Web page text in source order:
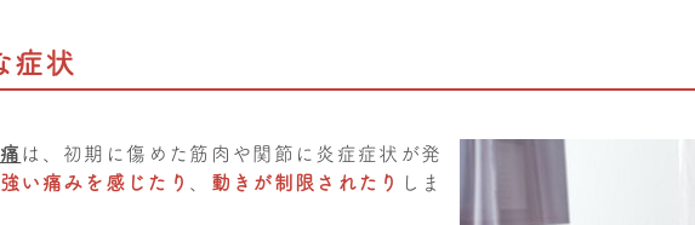
症状
は、初期に傷めた筋肉や関節に炎症症状が発
強い痛みを感じたり 、 動きが制限されたり しま